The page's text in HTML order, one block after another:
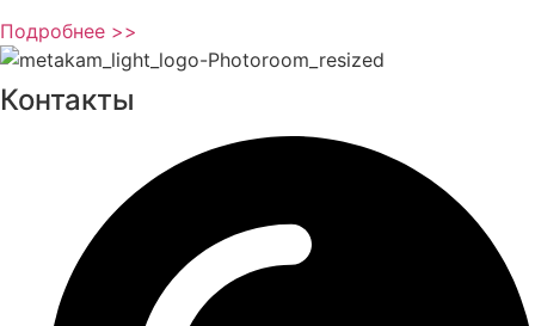
Подробнее >>
Контакты